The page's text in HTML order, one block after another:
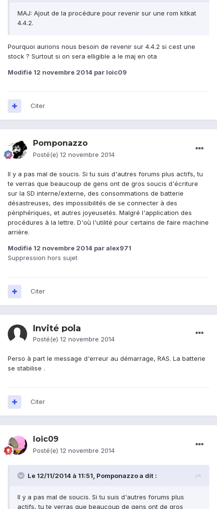
MAJ: Ajout de la procédure pour revenir sur une rom kitkat
4.4.2.
Pourquoi aurions nous besoin de revenir sur 4.4.2 si cest une
stock ? Surtout si on sera elligible a le maj en ota
Modifié 12 novembre 2014 par loic09
Citer
Pomponazzo
Posté(e) 12 novembre 2014
Il y a pas mal de soucis. Si tu suis d'autres forums plus actifs, tu
te verras que beaucoup de gens ont de gros soucis d'écriture
sur la SD interne/externe, des consommations de batterie
désastreuses, des impossibilités de se connecter à des
périphériques, et autres joyeusetés. Malgré l'application des
procédures à la lettre. D'où l'utilité pour certains de faire machine
arrière.
Modifié 12 novembre 2014 par alex971
Suppression hors sujet
Citer
Invité pola
Posté(e) 12 novembre 2014
Perso à part le message d'erreur au démarrage, RAS. La batterie
se stabilise .
Citer
loic09
Posté(e) 12 novembre 2014
Le 12/11/2014 à 11:51, Pomponazzo a dit :
Il y a pas mal de soucis. Si tu suis d'autres forums plus
actifs, tu te verras que beaucoup de gens ont de gros